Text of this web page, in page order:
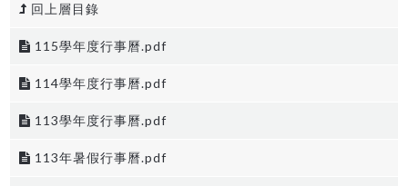
回上層目錄
115學年度行事曆.pdf
114學年度行事曆.pdf
113學年度行事曆.pdf
113年暑假行事曆.pdf